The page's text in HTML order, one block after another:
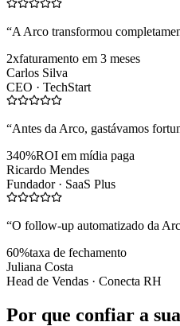
“A Arco transformou
2xfaturamento em 3 meses
Carlos Silva
CEO · TechStart
“Antes da Arco, gastávamos
340%ROI em mídia paga
Ricardo Mendes
Fundador · SaaS Plus
“O follow-up automatizado da
60%taxa de fechamento
Juliana Costa
Head de Vendas · Conecta RH
Por que confiar a